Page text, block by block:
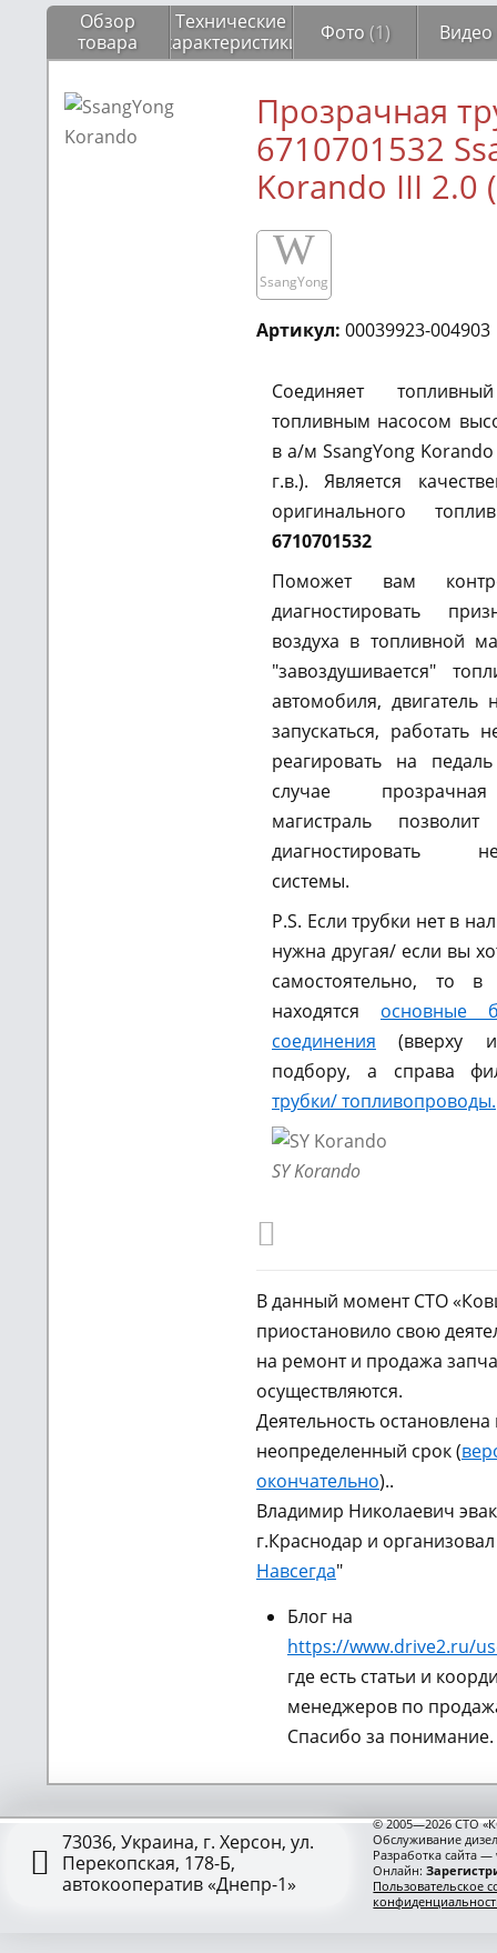
Обзор
товара
Технические
характеристики
Фото (1) Видео
Прозрачная
6710701532
Korando III 2.0
W
SsangYong
Артикул: 00039923-004903
Соединяет
топливным насосом
в а/м SsangYong
г.в.). Является
оригинального
6710701532
Поможет вам
диагностировать
воздуха в топливной
"завоздушивается"
автомобиля, двигатель
запускаться, работать
реагировать на
случае
магистраль
диагностировать
системы.
P.S. Если трубки нет в
нужна другая/ если вы
самостоятельно, то в
находятся основные
соединения (вверху
подбору, а справа
трубки/ топливопроводы.
SY Korando
В данный момент СТО
приостановило свою
на ремонт и продажа
осуществляются.
Деятельность остановлена
неопределенный срок (
окончательно)..
Владимир Николаевич
г.Краснодар и
Навсегда"
Блог на
https://www.drive2.ru/
где есть статьи и
менеджеров по
Спасибо за понимание.
73036, Украина, г. Херсон, ул.
Перекопская, 178-Б,
автокооператив «Днепр-1»
© 2005—2026 СТО
Обслуживание
Разработка сайта
Онлайн:
Пользовательское